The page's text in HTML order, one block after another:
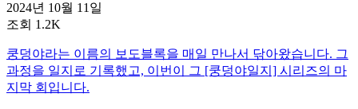
2024년 10월 11일
조회 1.2K
쿵덩야라는 이름의 보도블록을 매일 만나서 닦아왔습니다. 그
과정을 일지로 기록했고, 이번이 그 [쿵덩야일지] 시리즈의 마
지막 회입니다.